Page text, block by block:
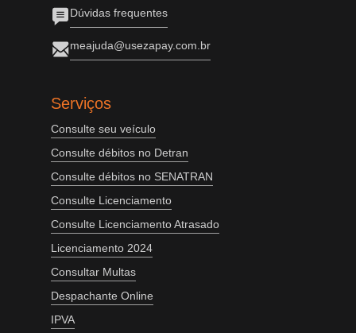
Dúvidas frequentes
meajuda@usezapay.com.br
Serviços
Consulte seu veículo
Consulte débitos no Detran
Consulte débitos no SENATRAN
Consulte Licenciamento
Consulte Licenciamento Atrasado
Licenciamento 2024
Consultar Multas
Despachante Online
IPVA